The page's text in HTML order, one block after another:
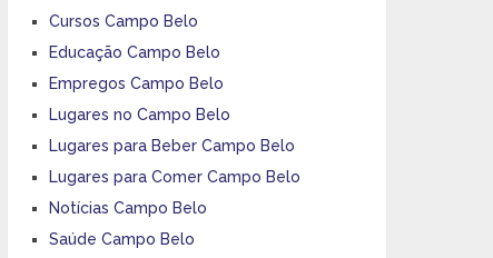
Cursos Campo Belo
Educação Campo Belo
Empregos Campo Belo
Lugares no Campo Belo
Lugares para Beber Campo Belo
Lugares para Comer Campo Belo
Notícias Campo Belo
Saúde Campo Belo